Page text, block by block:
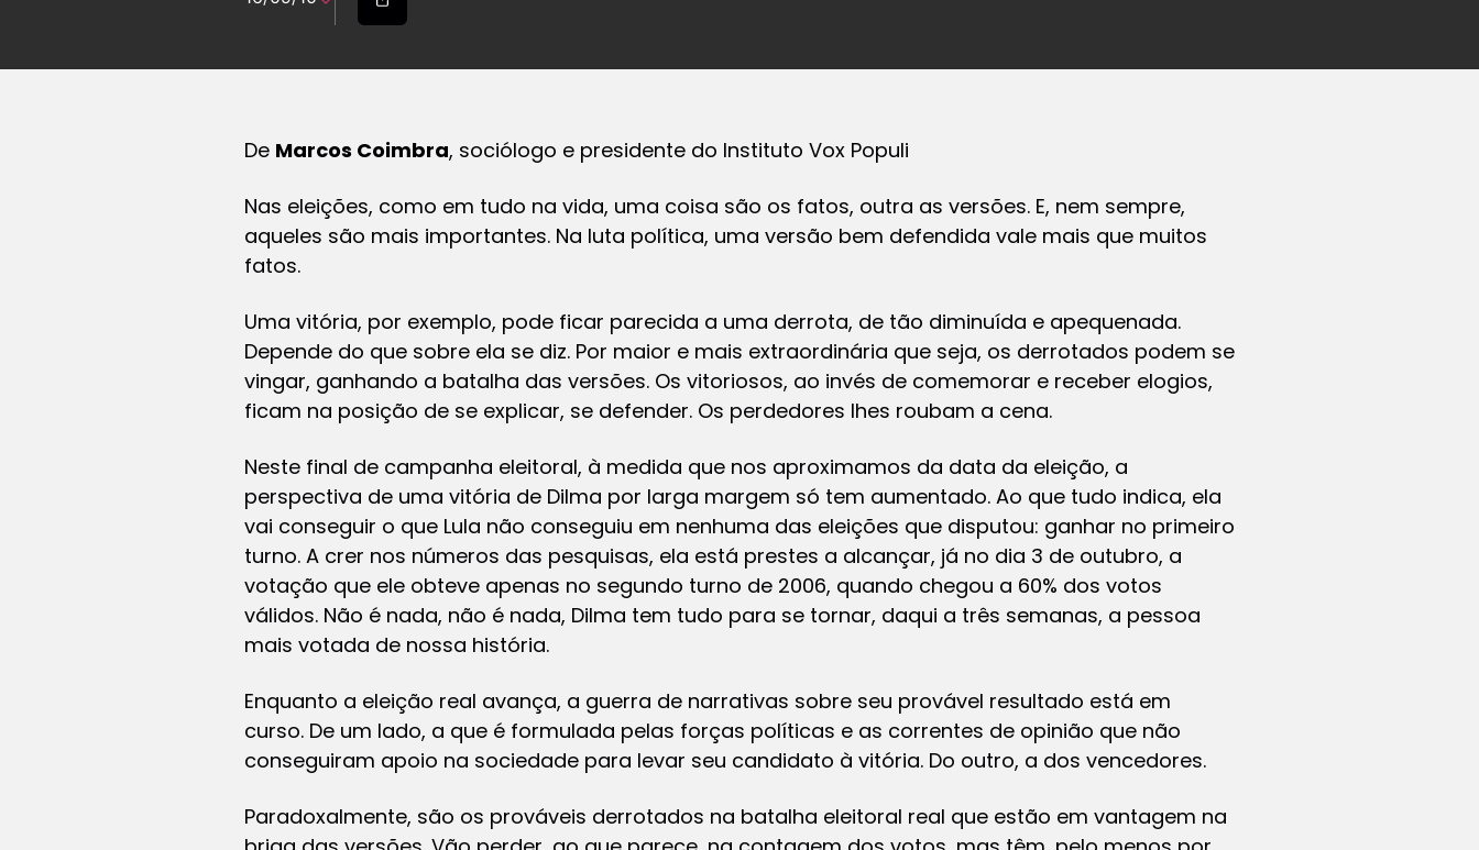
De Marcos Coimbra, sociólogo e presidente do Instituto Vox Populi
Nas eleições, como em tudo na vida, uma coisa são os fatos, outra as versões. E, nem sempre,
aqueles são mais importantes. Na luta política, uma versão bem defendida vale mais que muitos
fatos.
Uma vitória, por exemplo, pode ficar parecida a uma derrota, de tão diminuída e apequenada.
Depende do que sobre ela se diz. Por maior e mais extraordinária que seja, os derrotados podem se
vingar, ganhando a batalha das versões. Os vitoriosos, ao invés de comemorar e receber elogios,
ficam na posição de se explicar, se defender. Os perdedores lhes roubam a cena.
Neste final de campanha eleitoral, à medida que nos aproximamos da data da eleição, a
perspectiva de uma vitória de Dilma por larga margem só tem aumentado. Ao que tudo indica, ela
vai conseguir o que Lula não conseguiu em nenhuma das eleições que disputou: ganhar no primeiro
turno. A crer nos números das pesquisas, ela está prestes a alcançar, já no dia 3 de outubro, a
votação que ele obteve apenas no segundo turno de 2006, quando chegou a 60% dos votos
válidos. Não é nada, não é nada, Dilma tem tudo para se tornar, daqui a três semanas, a pessoa
mais votada de nossa história.
Enquanto a eleição real avança, a guerra de narrativas sobre seu provável resultado está em
curso. De um lado, a que é formulada pelas forças políticas e as correntes de opinião que não
conseguiram apoio na sociedade para levar seu candidato à vitória. Do outro, a dos vencedores.
Paradoxalmente, são os prováveis derrotados na batalha eleitoral real que estão em vantagem na